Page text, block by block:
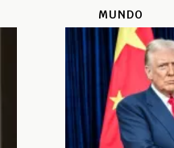
MUNDO